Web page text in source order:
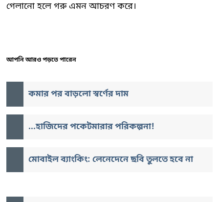
গেলানো হলে গরু এমন আচরণ করে।
আপনি আরও পড়তে পারেন
কমার পর বাড়লো স্বর্ণের দাম
...হাজিদের পকেটমারার পরিকল্পনা!
মোবাইল ব্যাংকিং: লেনেদেনে ছবি তুলতে হবে না